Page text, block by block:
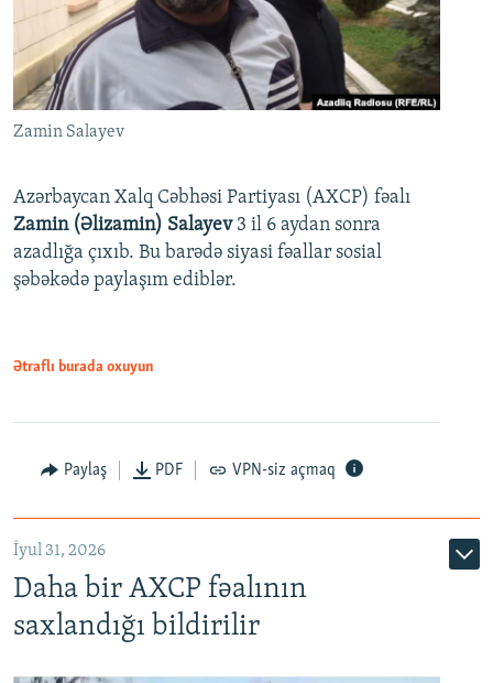
Zamin Salayev
Azərbaycan Xalq Cəbhəsi Partiyası (AXCP) fəalı
Zamin (Əlizamin) Salayev 3 il 6 aydan sonra
azadlığa çıxıb. Bu barədə siyasi fəallar sosial
şəbəkədə paylaşım ediblər.
Ətraflı burada oxuyun
Paylaş PDF VPN-siz açmaq
İyul 31, 2026
Daha bir AXCP fəalının
saxlandığı bildirilir